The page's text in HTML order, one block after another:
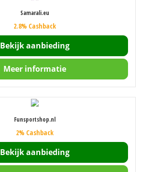
Samarali.eu
2.8% Cashback
Bekijk aanbieding
Meer informatie
Funsportshop.nl
2% Cashback
Bekijk aanbieding